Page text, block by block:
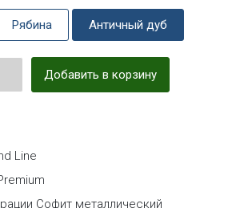
Рябина Античный дуб
Добавить в корзину
Line
Софит металлический